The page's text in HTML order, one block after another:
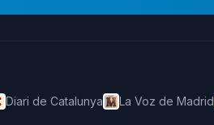
Diari de Catalunya La Voz de Madrid